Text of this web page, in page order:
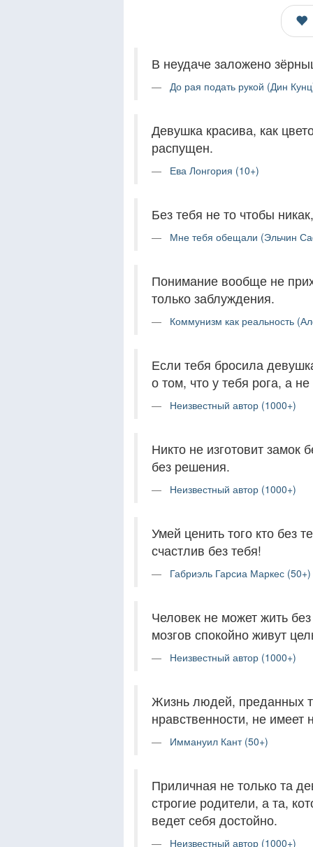
В неудаче заложено
До рая подать рукой (Дин
Девушка красива, как
распущен.
Ева Лонгория (10+)
Без тебя не то чтобы
Мне тебя обещали (Эльчин
Понимание вообще не
только заблуждения.
Коммунизм как реальность
Если тебя бросила
о том, что у тебя рога, а
Неизвестный автор (1000+)
Никто не изготовит замок
без решения.
Неизвестный автор (1000+)
Умей ценить того кто без
счастлив без тебя!
Габриэль Гарсиа Маркес (50+)
Человек не может жить
мозгов спокойно живут
Неизвестный автор (1000+)
Жизнь людей, преданных
нравственности, не имеет
Иммануил Кант (50+)
Приличная не только та
строгие родители, а та,
ведет себя достойно.
Неизвестный автор (1000+)